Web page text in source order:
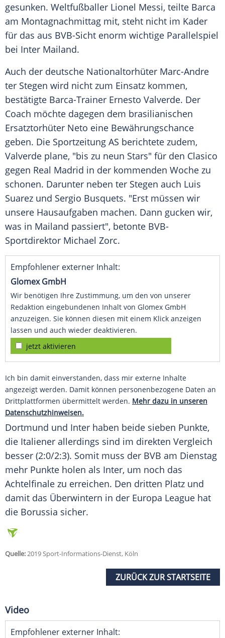
gesunken. Weltfußballer Lionel Messi, teilte Barca
am Montagnachmittag mit, steht nicht im Kader
für das aus BVB-Sicht enorm wichtige Parallelspiel
bei Inter Mailand.
Auch der deutsche Nationaltorhüter Marc-Andre
ter Stegen wird nicht zum Einsatz kommen,
bestätigte Barca-Trainer Ernesto Valverde. Der
Coach möchte dagegen dem brasilianischen
Ersatztorhüter Neto eine Bewährungschance
geben. Die Sportzeitung AS berichtete zudem,
Valverde plane, "bis zu neun Stars" für den Clasico
gegen Real Madrid in der kommenden Woche zu
schonen. Darunter neben ter Stegen auch Luis
Suarez und Sergio Busquets. "Erst müssen wir
unsere Hausaufgaben machen. Dann gucken wir,
was in Mailand passiert", betonte BVB-
Sportdirektor Michael Zorc.
Empfohlener externer Inhalt:
Glomex GmbH
Wir benötigen Ihre Zustimmung, um den von unserer
Redaktion eingebundenen Inhalt von Glomex GmbH
anzuzeigen. Sie können diesen mit einem Klick anzeigen
lassen und auch wieder deaktivieren.
jetzt aktivieren
Ich bin damit einverstanden, dass mir externe Inhalte
angezeigt werden. Damit können personenbezogene Daten an
Drittplattformen übermittelt werden. Mehr dazu in unseren
Datenschutzhinweisen.
Dortmund und Inter haben beide sieben Punkte,
die Italiener allerdings sind im direkten Vergleich
besser (2:0/2:3). Somit muss der BVB am Dienstag
mehr Punkte holen als Inter, um noch das
Achtelfinale zu erreichen. Den dritten Platz und
damit das Überwintern in der Europa League hat
die Borussia sicher.
Quelle:2019 Sport-Informations-Dienst, Köln
ZURÜCK ZUR STARTSEITE
Video
Empfohlener externer Inhalt: